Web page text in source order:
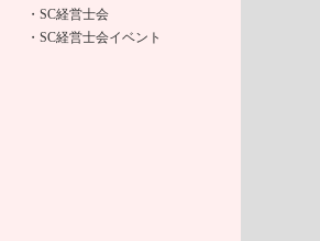
SC経営士会
SC経営士会イベント